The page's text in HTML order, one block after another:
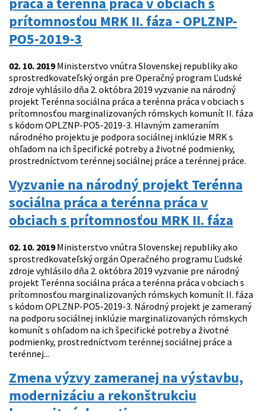
prítomnosťou MRK II. fáza - OPLZNP-
PO5-2019-3
02. 10. 2019Ministerstvo vnútra Slovenskej republiky ako
sprostredkovateľský orgán pre Operačný program Ľudské
zdroje vyhlásilo dňa 2. októbra 2019 vyzvanie na národný
projekt Terénna sociálna práca a terénna práca v obciach s
prítomnosťou marginalizovaných rómskych komunít II. fáza
s kódom OPLZNP-PO5-2019-3. Hlavným zameraním
národného projektu je podpora sociálnej inklúzie MRK s
ohľadom na ich špecifické potreby a životné podmienky,
prostredníctvom terénnej sociálnej práce a terénnej práce.
Vyzvanie na národný projekt Terénna
sociálna práca a terénna práca v
obciach s prítomnosťou MRK II. fáza
02. 10. 2019Ministerstvo vnútra Slovenskej republiky ako
sprostredkovateľský orgán Operačného programu Ľudské
zdroje vyhlásilo dňa 2. októbra 2019 vyzvanie pre národný
projekt Terénna sociálna práca a terénna práca v obciach s
prítomnosťou marginalizovaných rómskych komunít II. fáza
s kódom OPLZNP-PO5-2019-3. Národný projekt je zameraný
na podporu sociálnej inklúzie marginalizovaných rómskych
komunít s ohľadom na ich špecifické potreby a životné
podmienky, prostredníctvom terénnej sociálnej práce a
terénnej...
Zmena výzvy zameranej na výstavbu,
modernizáciu a rekonštrukciu